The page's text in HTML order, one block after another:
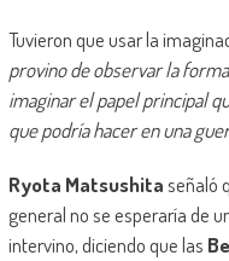
Tuvieron que usar la
provino de observar la
imaginar el papel principal
que podría hacer en una
Ryota Matsushitaseñaló
general no se esperaría de
intervino, diciendo que las